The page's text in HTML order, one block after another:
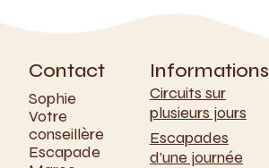
Contact
Sophie
Votre
conseillère
Escapade
Informations
Circuits sur
plusieurs jours
Escapades
d’une journée